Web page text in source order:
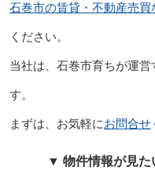
石巻市の賃貸・不動産売
ください。
当社は、石巻市育ちが運
す。
まずは、お気軽にお問合せ
▼ 物件情報が見た